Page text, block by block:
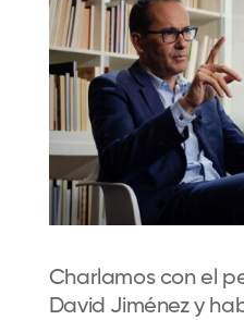
Charlamos con el
David Jiménez y